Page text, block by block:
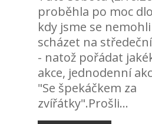
proběhla po moc
kdy jsme se
scházet na
- natož pořádat
akce, jednodenní
"Se špekáčkem za
zvířátky".Prošli...